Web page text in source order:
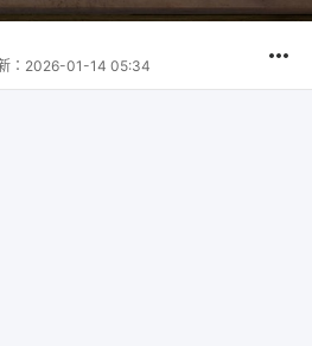
： 2026-01-14 05:34